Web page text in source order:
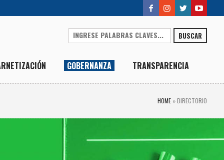
BUSCAR
GOBERNANZA TRANSPARENCIA
HOME »DIRECTORIO